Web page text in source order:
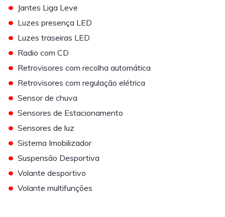
• Jantes Liga Leve
• Luzes presença LED
• Luzes traseiras LED
• Radio com CD
• Retrovisores com recolha automática
• Retrovisores com regulação elétrica
• Sensor de chuva
• Sensores de Estacionamento
• Sensores de luz
• Sistema Imobilizador
• Suspensão Desportiva
• Volante desportivo
• Volante multifunções